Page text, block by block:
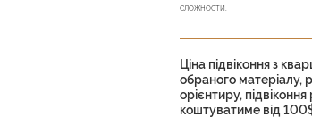
сложности.
Ціна підвіконня з
обраного матеріалу,
орієнтиру,
коштуватиме від